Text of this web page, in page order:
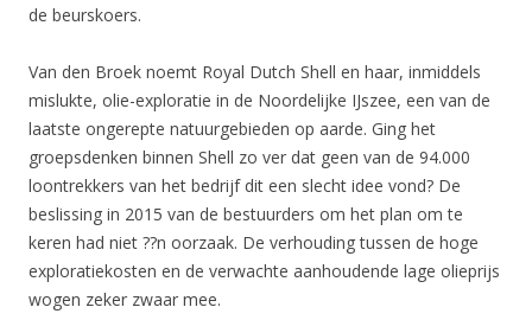
de beurskoers.
Van den Broek noemt Royal Dutch Shell en haar, inmiddels
mislukte, olie-exploratie in de Noordelijke IJszee, een van de
laatste ongerepte natuurgebieden op aarde. Ging het
groepsdenken binnen Shell zo ver dat geen van de 94.000
loontrekkers van het bedrijf dit een slecht idee vond? De
beslissing in 2015 van de bestuurders om het plan om te
keren had niet ??n oorzaak. De verhouding tussen de hoge
exploratiekosten en de verwachte aanhoudende lage olieprijs
wogen zeker zwaar mee.